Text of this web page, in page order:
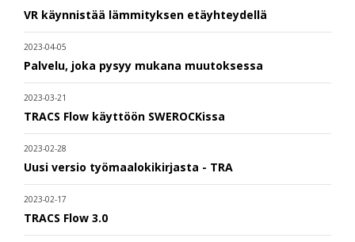
VR käynnistää lämmityksen etäyhteydellä
2023-04-05
Palvelu, joka pysyy mukana muutoksessa
2023-03-21
TRACS Flow käyttöön SWEROCKissa
2023-02-28
Uusi versio työmaalokikirjasta - TRA
2023-02-17
TRACS Flow 3.0